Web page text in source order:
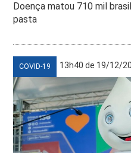
Doença matou 710 mil
pasta
COVID-19 13h40 de 19/12/